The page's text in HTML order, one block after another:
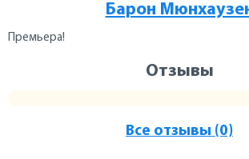
Барон
Премьера!
Отзывы
Все отзывы (0)